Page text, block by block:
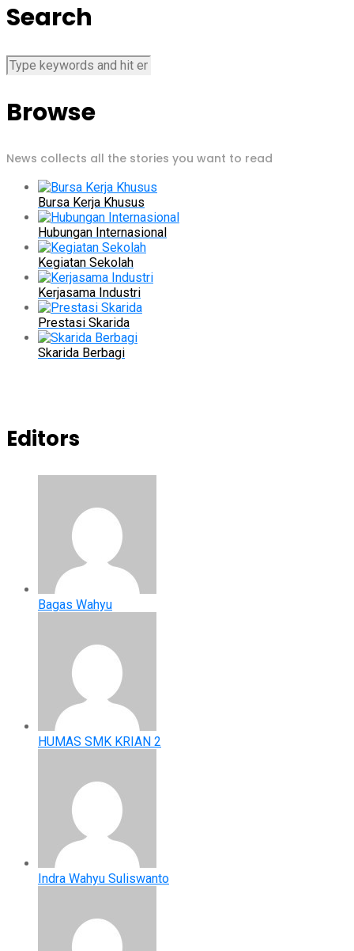
Search
Browse
News collects all the stories you want to read
Bursa Kerja Khusus
Hubungan Internasional
Kegiatan Sekolah
Kerjasama Industri
Prestasi Skarida
Skarida Berbagi
Editors
Bagas Wahyu
HUMAS SMK KRIAN 2
Indra Wahyu Suliswanto